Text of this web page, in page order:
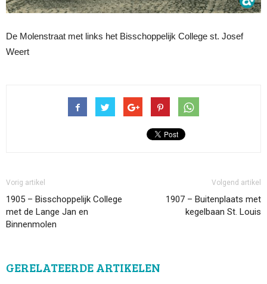
De Molenstraat met links het Bisschoppelijk College st. Josef
Weert
Vorig artikel
1905 – Bisschoppelijk College
met de Lange Jan en
Binnenmolen
Volgend artikel
1907 – Buitenplaats met
kegelbaan St. Louis
GERELATEERDE ARTIKELEN